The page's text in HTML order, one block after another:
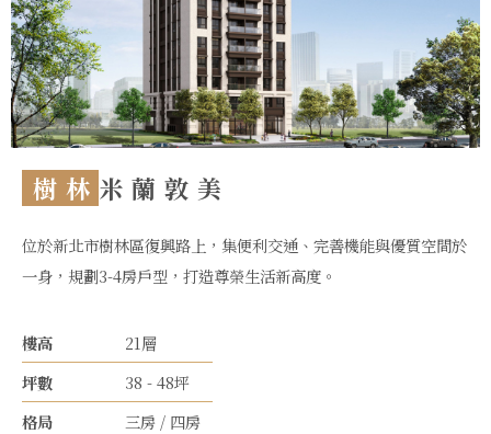
樹林 米蘭敦美
位於新北市樹林區復興路上，集便利交通、完善機能與優質空間於
一身，規劃3-4房戶型，打造尊榮生活新高度。
樓高
21層
坪數
38 - 48坪
格局
三房 / 四房